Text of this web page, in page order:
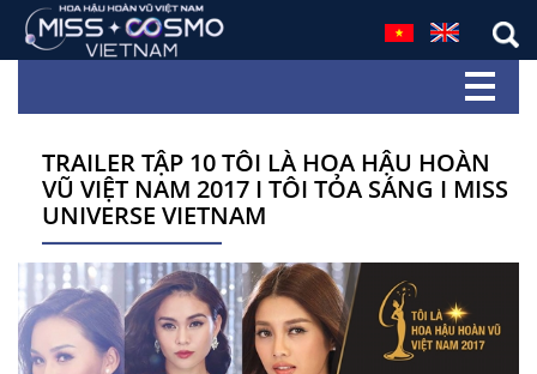
TRAILER TẬP 10 TÔI LÀ HOA HẬU HOÀN
VŨ VIỆT NAM 2017 I TÔI TỎA SÁNG I MISS
UNIVERSE VIETNAM